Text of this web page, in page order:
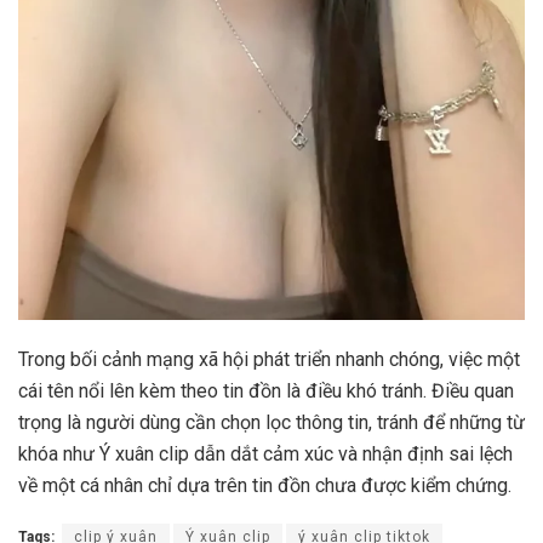
Trong bối cảnh mạng xã hội phát triển nhanh chóng, việc một
cái tên nổi lên kèm theo tin đồn là điều khó tránh. Điều quan
trọng là người dùng cần chọn lọc thông tin, tránh để những từ
khóa như Ý xuân clip dẫn dắt cảm xúc và nhận định sai lệch
về một cá nhân chỉ dựa trên tin đồn chưa được kiểm chứng.
Tags: clip ý xuân Ý xuân clip ý xuân clip tiktok